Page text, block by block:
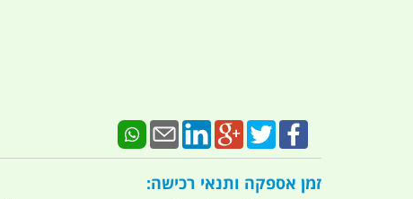
זמן אספקה ותנאי רכישה: